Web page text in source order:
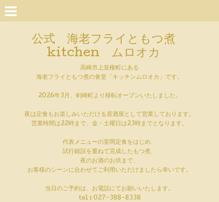
公式 海老フライともつ煮
kitchen ムロオカ
高崎市上並榎町にある
海老フライともつ煮の食堂「キッチンムロオカ」です。
2026年3月、剣崎町より移転オープンいたしました。
夜は定食もお楽しみいただける居酒屋として営業しております。
営業時間は22時まで、金・土曜日は23時までとなります。
代表メニューの室岡定食をはじめ、
試行錯誤を重ねて完成したもつ煮、
夜のお酒のお供まで、
お客様のシーンに合わせてご利用いただけましたら幸いです。
当日のご予約は、お電話にてお願いいたします。
tel : 027-388-8338